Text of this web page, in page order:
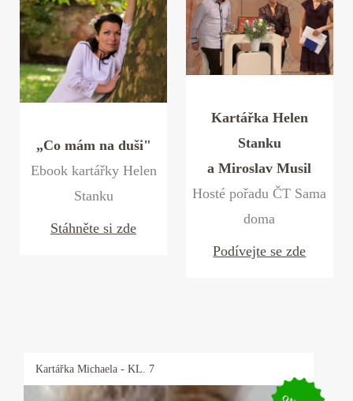
„Co mám na duši"
Ebook kartářky Helen
Stanku
Stáhněte si zde
Kartářka Helen
Stanku
a Miroslav Musil
Hosté pořadu ČT Sama
doma
Podívejte se zde
Kartářka Michaela - KL. 7